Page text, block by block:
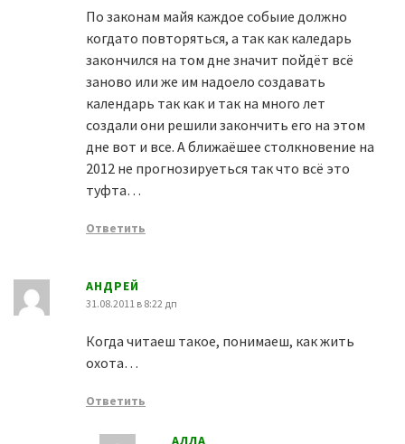
По законам майя каждое собыие должно
когдато повторяться, а так как каледарь
закончился на том дне значит пойдёт всё
заново или же им надоело создавать
календарь так как и так на много лет
создали они решили закончить его на этом
дне вот и все. А ближаёшее столкновение на
2012 не прогнозируеться так что всё это
туфта…
Ответить
АНДРЕЙ
31.08.2011 в 8:22 дп
Когда читаеш такое, понимаеш, как жить
охота…
Ответить
АЛЛА